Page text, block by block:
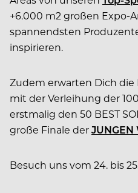
+6.000 m2 großen Expo-
spannendsten
inspirieren.
Zudem erwarten Dich die
mit der Verleihung der
erstmalig den 50 BEST
große Finale derJUNGEN
Besuch uns vom 24. bis